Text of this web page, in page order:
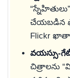
చేయబడిన
Flickr
వయస్సు-
చిత్రాలను